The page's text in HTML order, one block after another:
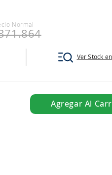
.864
Ver Stock
Agregar Al